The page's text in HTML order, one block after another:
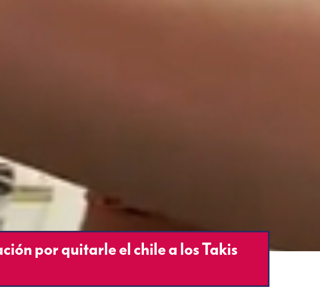
por quitarle el chile a los Takis